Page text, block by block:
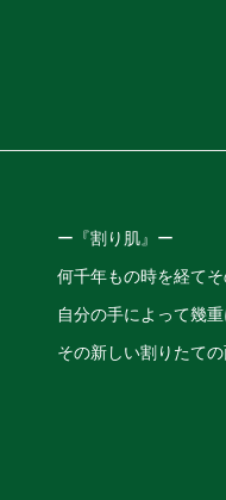
ー『割り肌』ー
何千年もの時を経て
自分の手によって幾
その新しい割りたて